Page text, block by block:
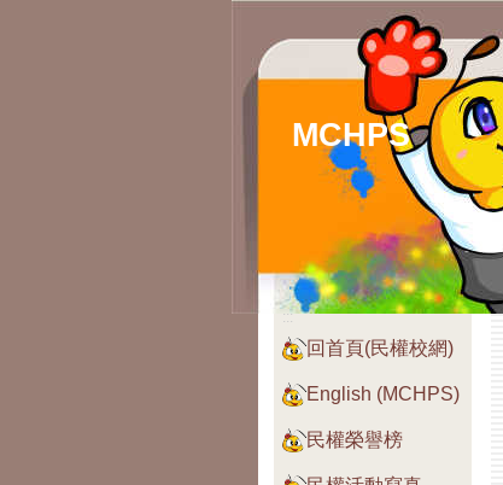
MCHPS
:::
回首頁(民權校網)
English (MCHPS)
民權榮譽榜